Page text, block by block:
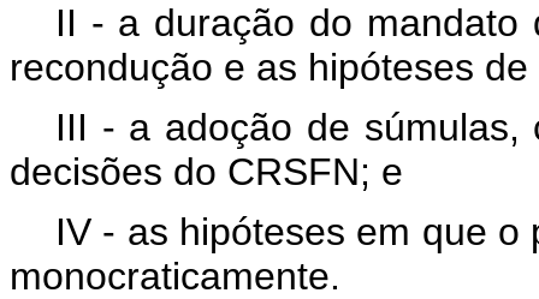
II - a duração do mandato
recondução e as hipóteses
III - a adoção de súmulas,
decisões do CRSFN; e
IV - as hipóteses em que
monocraticamente.